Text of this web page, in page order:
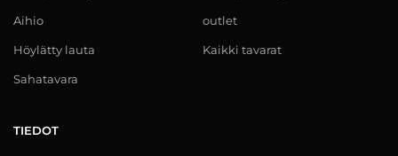
Aihio
Höylätty lauta
Sahatavara
outlet
Kaikki tavarat
TIEDOT